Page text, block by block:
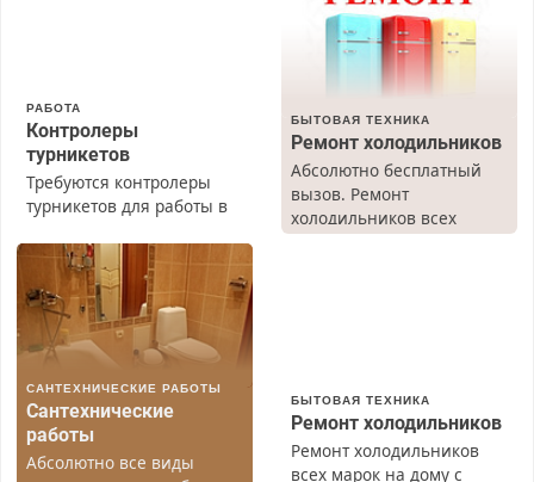
РАБОТА
Контролеры
турникетов
Требуются контролеры
турникетов для работы в
(мужчины, женщины).
Прием по ТК РФ. График
работы любой.
Бесплатное проживание.
З/п – до 96000 рублей до
Ежемесячно
выплачивается денежная
премия. Возможно
бесплатное обучение,
БЫТОВАЯ ТЕХНИКА
Ремонт холодильников
Абсолютно бесплатный
вызов. Ремонт
холодильников всех
марок на дому, с
САНТЕХНИЧЕСКИЕ РАБОТЫ
Сантехнические
работы
Абсолютно все виды
БЫТОВАЯ ТЕХНИКА
Ремонт холодильников
Ремонт холодильников
всех марок на дому с